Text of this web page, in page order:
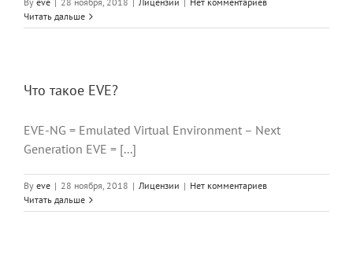
Читать дальше
Что такое EVE?
EVE-NG = Emulated Virtual Environment – Next
Generation EVE = [...]
By eve | 28 ноября, 2018 | Лицензии | Нет комментариев
Читать дальше